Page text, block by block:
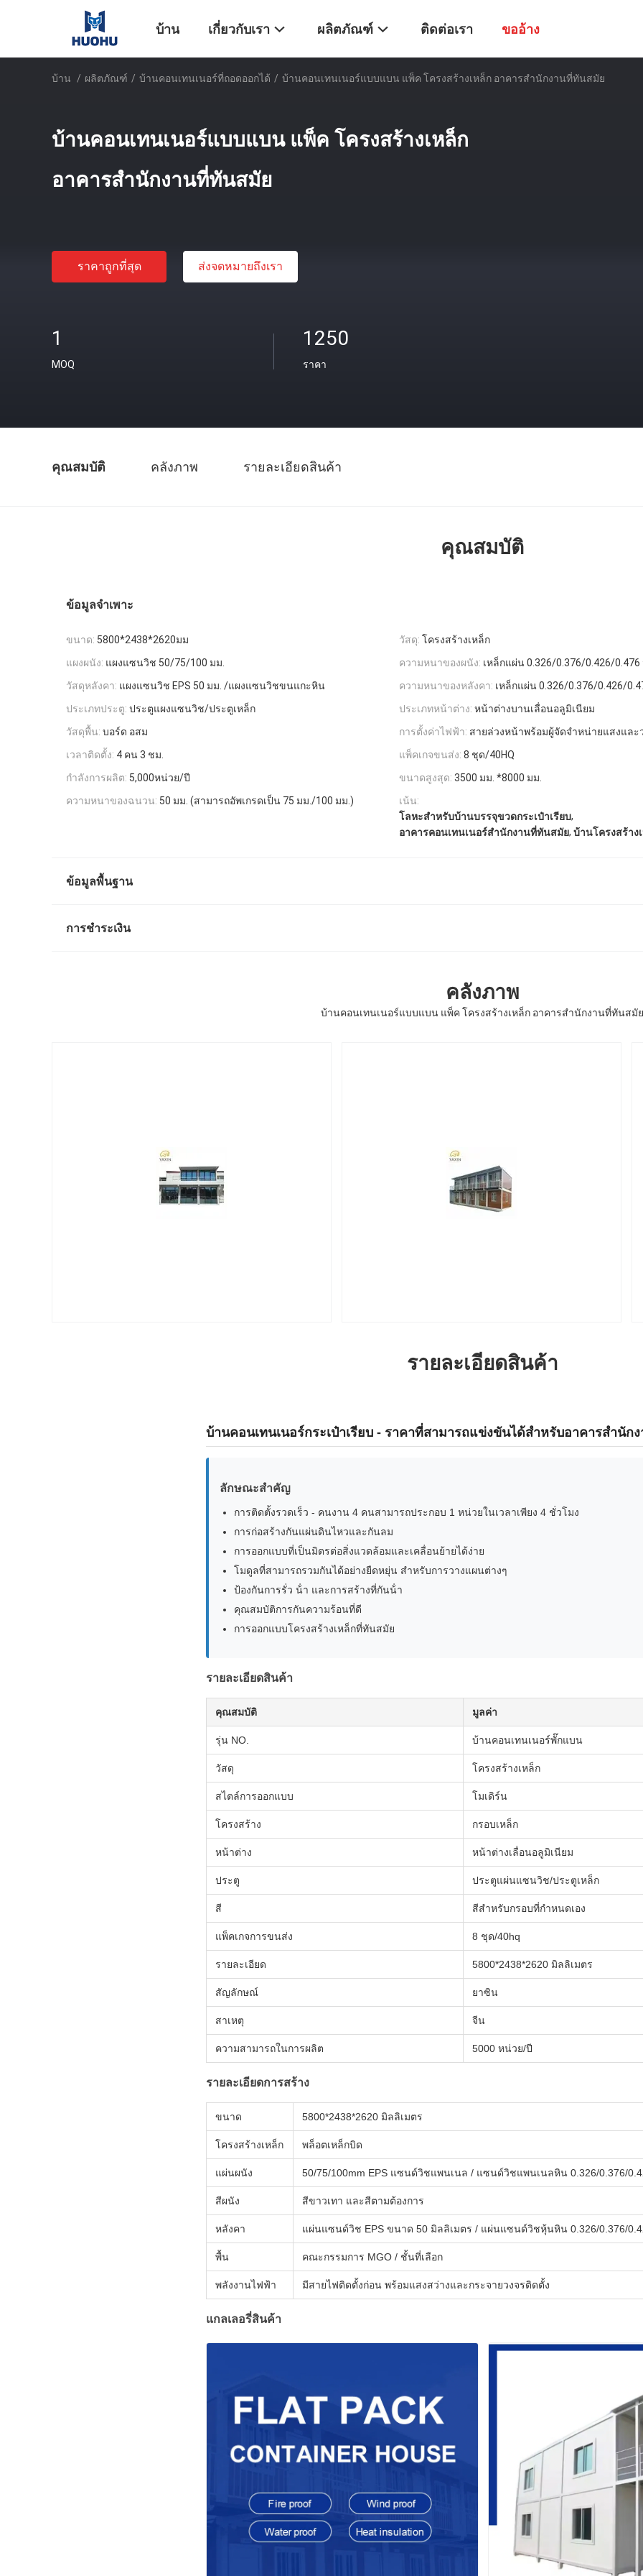
บ้าน เกี่ยวกับเรา ผลิตภัณฑ์ ติดต่อเรา ขออ้าง
บ้าน / ผลิตภัณฑ์ / บ้านคอนเทนเนอร์ที่ถอดออกได้ / บ้านคอนเทนเนอร์แบบแบน แพ็ค โครงสร้างเหล็ก อาคารสํานักงานที่ทันสมัย
บ้านคอนเทนเนอร์แบบแบน แพ็ค โครงสร้างเหล็ก
อาคารสํานักงานที่ทันสมัย
ราคาถูกที่สุด ส่งจดหมายถึงเรา
1
MOQ
1250
ราคา
คุณสมบัติ คลังภาพ รายละเอียดสินค้า
คุณสมบัติ
ข้อมูลจำเพาะ
ขนาด: 5800*2438*2620มม วัสดุ: โครงสร้างเหล็ก
แผงผนัง: แผงแซนวิช 50/75/100 มม. ความหนาของผนัง: เหล็กแผ่น 0.326/0.376/0.426/0.476
วัสดุหลังคา: แผงแซนวิช EPS 50 มม. /แผงแซนวิชขนแกะหิน ความหนาของหลังคา: เหล็กแผ่น 0.326/0.376/0.426/
ประเภทประตู: ประตูแผงแซนวิช/ประตูเหล็ก ประเภทหน้าต่าง: หน้าต่างบานเลื่อนอลูมิเนียม
วัสดุพื้น: บอร์ด อสม การตั้งค่าไฟฟ้า: สายล่วงหน้าพร้อมผู้จัดจำหน่ายแสงและ
เวลาติดตั้ง: 4 คน 3 ชม. แพ็คเกจขนส่ง: 8 ชุด/40HQ
กำลังการผลิต: 5,000หน่วย/ปี ขนาดสูงสุด: 3500 มม. *8000 มม.
ความหนาของฉนวน: 50 มม. (สามารถอัพเกรดเป็น 75 มม./100 มม.)
เน้น:
โลหะสําหรับบ้านบรรจุขวดกระเป๋าเรียบ,
อาคารคอนเทนเนอร์สํานักงานที่ทันสมัย, บ้านโครงสร้าง
ข้อมูลพื้นฐาน
การชำระเงิน
คลังภาพ
บ้านคอนเทนเนอร์แบบแบน แพ็ค โครงสร้างเหล็ก อาคารสํานักงานที่ทันสมัย
รายละเอียดสินค้า
บ้านคอนเทนเนอร์กระเป๋าเรียบ - ราคาที่สามารถแข่งขันได้สําหรับอาคารสํานัก
ลักษณะสําคัญ
การติดตั้งรวดเร็ว - คนงาน 4 คนสามารถประกอบ 1 หน่วยในเวลาเพียง 4 ชั่วโมง
การก่อสร้างกันแผ่นดินไหวและกันลม
การออกแบบที่เป็นมิตรต่อสิ่งแวดล้อมและเคลื่อนย้ายได้ง่าย
โมดูลที่สามารถรวมกันได้อย่างยืดหยุ่น สําหรับการวางแผนต่างๆ
ป้องกันการรั่ว น้ํา และการสร้างที่กันน้ํา
คุณสมบัติการกันความร้อนที่ดี
การออกแบบโครงสร้างเหล็กที่ทันสมัย
รายละเอียดสินค้า
คุณสมบัติ มูลค่า
รุ่น NO. บ้านคอนเทนเนอร์พั๊กแบน
วัสดุ โครงสร้างเหล็ก
สไตล์การออกแบบ โมเดิร์น
โครงสร้าง กรอบเหล็ก
หน้าต่าง หน้าต่างเลื่อนอลูมิเนียม
ประตู ประตูแผ่นแซนวิช/ประตูเหล็ก
สี สีสําหรับกรอบที่กําหนดเอง
แพ็คเกจการขนส่ง 8 ชุด/40hq
รายละเอียด 5800*2438*2620 มิลลิเมตร
สัญลักษณ์ ยาซิน
สาเหตุ จีน
ความสามารถในการผลิต 5000 หน่วย/ปี
รายละเอียดการสร้าง
ขนาด 5800*2438*2620 มิลลิเมตร
โครงสร้างเหล็ก พล็อตเหล็กบิด
แผ่นผนัง 50/75/100mm EPS แซนด์วิชแพนเนล / แซนด์วิชแพนเนลหิน 0.326/0.376/
สีผนัง สีขาวเทา และสีตามต้องการ
หลังคา แผ่นแซนด์วิช EPS ขนาด 50 มิลลิเมตร / แผ่นแซนด์วิชหุ้นหิน 0.326/0.376/
พื้น คณะกรรมการ MGO / ชั้นที่เลือก
พลังงานไฟฟ้า มีสายไฟติดตั้งก่อน พร้อมแสงสว่างและกระจายวงจรติดตั้ง
แกลเลอรี่สินค้า